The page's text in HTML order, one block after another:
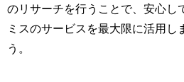
のリサーチを行うことで、安心し
ミスのサービスを最大限に活用し
う。